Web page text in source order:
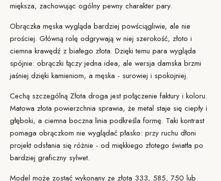
miększa, zachowując ogólny pewny charakter pary.
Obrączka męska wygląda bardziej powściągliwie, ale nie
prościej. Główną rolę odgrywają w niej szerokość, złoto i
ciemna krawędź z białego złota. Dzięki temu para wygląda
spójnie: obrączki łączy jedna idea, ale wersja damska brzmi
jaśniej dzięki kamieniom, a męska - surowiej i spokojniej.
Cechą szczególną Złota droga jest połączenie faktury i koloru.
Matowa złota powierzchnia sprawia, że metal staje się ciepły i
głęboki, a ciemna boczna linia podkreśla formę. Taki kontrast
pomaga obrączkom nie wyglądać płasko: przy ruchu dłoni
projekt odsłania się różnie - od miękkiego złotego światła po
bardziej graficzny sylwet.
Model może zostać wykonany ze złota 333, 585, 750 lub